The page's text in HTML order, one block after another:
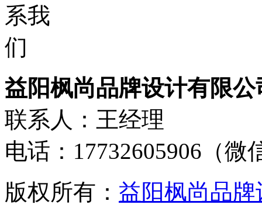
益阳枫尚品牌设计有限公
联系人：王经理
电话：17732605906（微
版权所有： 益阳枫尚品